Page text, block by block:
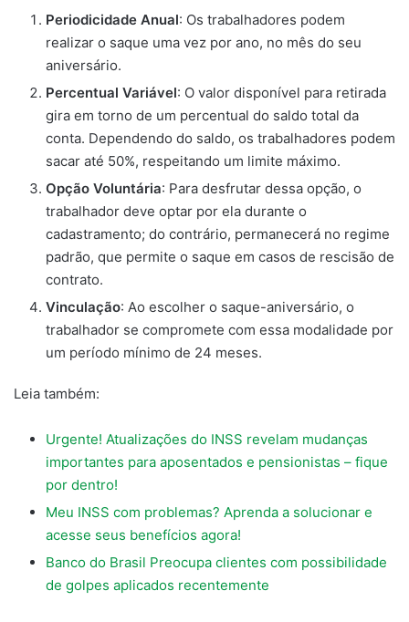
Periodicidade Anual: Os trabalhadores podem
realizar o saque uma vez por ano, no mês do seu
aniversário.
Percentual Variável: O valor disponível para retirada
gira em torno de um percentual do saldo total da
conta. Dependendo do saldo, os trabalhadores podem
sacar até 50%, respeitando um limite máximo.
Opção Voluntária: Para desfrutar dessa opção, o
trabalhador deve optar por ela durante o
cadastramento; do contrário, permanecerá no regime
padrão, que permite o saque em casos de rescisão de
contrato.
Vinculação: Ao escolher o saque-aniversário, o
trabalhador se compromete com essa modalidade por
um período mínimo de 24 meses.
Leia também:
Urgente! Atualizações do INSS revelam mudanças
importantes para aposentados e pensionistas – fique
por dentro!
Meu INSS com problemas? Aprenda a solucionar e
acesse seus benefícios agora!
Banco do Brasil Preocupa clientes com possibilidade
de golpes aplicados recentemente